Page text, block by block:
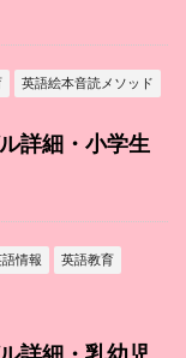
英語絵本音読メソッド
詳細・小学生
情報 英語教育